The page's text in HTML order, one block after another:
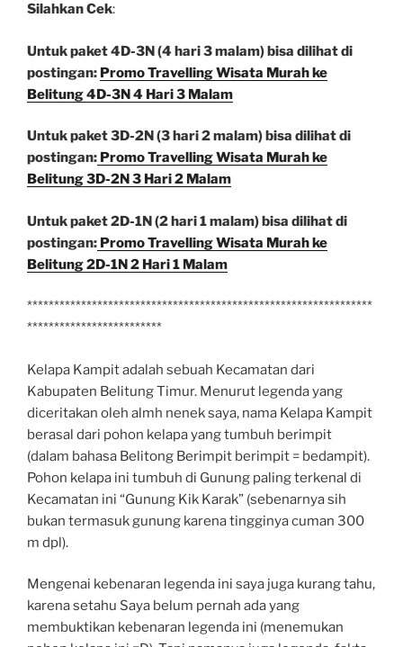
Silahkan Cek:
Untuk paket 4D-3N (4 hari 3 malam) bisa dilihat di
postingan: Promo Travelling Wisata Murah ke
Belitung 4D-3N 4 Hari 3 Malam
Untuk paket 3D-2N (3 hari 2 malam) bisa dilihat di
postingan: Promo Travelling Wisata Murah ke
Belitung 3D-2N 3 Hari 2 Malam
Untuk paket 2D-1N (2 hari 1 malam) bisa dilihat di
postingan: Promo Travelling Wisata Murah ke
Belitung 2D-1N 2 Hari 1 Malam
****************************************************************
*************************
Kelapa Kampit adalah sebuah Kecamatan dari
Kabupaten Belitung Timur. Menurut legenda yang
diceritakan oleh almh nenek saya, nama Kelapa Kampit
berasal dari pohon kelapa yang tumbuh berimpit
(dalam bahasa Belitong Berimpit berimpit = bedampit).
Pohon kelapa ini tumbuh di Gunung paling terkenal di
Kecamatan ini “Gunung Kik Karak” (sebenarnya sih
bukan termasuk gunung karena tingginya cuman 300
m dpl).
Mengenai kebenaran legenda ini saya juga kurang tahu,
karena setahu Saya belum pernah ada yang
membuktikan kebenaran legenda ini (menemukan